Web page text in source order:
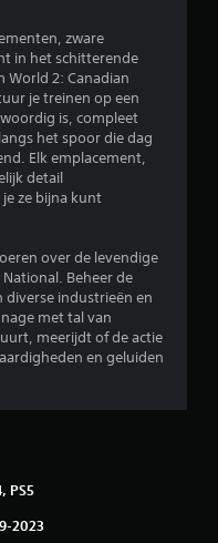
l
i
n
3
.
6
7
/
zware
in het schitterende
World 2: Canadian
je treinen op een
is, compleet
het spoor die dag
Elk emplacement,
detail
ze bijna kunt
over de levendige
Beheer de
industrieën en
met tal van
meerijdt of de actie
en geluiden
PS5
2023